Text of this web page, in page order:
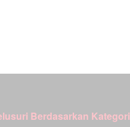
Berdasarkan Kategori